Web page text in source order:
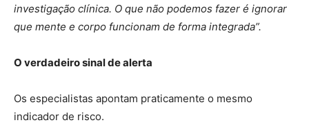
investigação clínica. O que não podemos fazer é ignorar
que mente e corpo funcionam de forma integrada”.
O verdadeiro sinal de alerta
Os especialistas apontam praticamente o mesmo
indicador de risco.